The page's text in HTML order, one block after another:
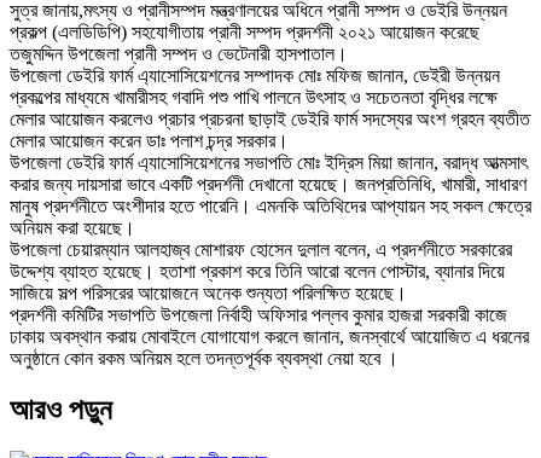
সুত্র জানায়,মৎস্য ও প্রানীসম্পদ মন্ত্রণালয়ের অধিনে প্রানী সম্পদ ও ডেইরি উন্নয়ন
প্রকল্প (এলডিডিপি) সহযোগীতায় প্রানী সম্পদ প্রদর্শনী ২০২১ আয়োজন করেছে
তজুমদ্দিন উপজেলা প্রানী সম্পদ ও ভেটেনারী হাসপাতাল।
উপজেলা ডেইরি ফার্ম এ্যাসোসিয়েশনের সম্পাদক মোঃ মফিজ জানান, ডেইরী উন্নয়ন
প্রকল্পের মাধ্যমে খামারীসহ গবাদি পশু পাখি পালনে উৎসাহ ও সচেতনতা বৃদ্ধির লক্ষে
মেলার আয়োজন করলেও প্রচার প্রচরনা ছাড়াই ডেইরি ফার্ম সদস্যের অংশ গ্রহন ব্যতীত
মেলার আয়োজন করেন ডাঃ পলাশ চন্দ্র সরকার।
উপজেলা ডেইরি ফার্ম এ্যাসোসিয়েশনের সভাপতি মোঃ ইদ্রিস মিয়া জানান, বরাদ্ধ আত্মসাৎ
করার জন্য দায়সারা ভাবে একটি প্রদর্শনী দেখানো হয়েছে। জনপ্রতিনিধি, খামারী, সাধারণ
মানুষ প্রদর্শনীতে অংশীদার হতে পারেনি। এমনকি অতিথিদের আপ্যায়ন সহ সকল ক্ষেত্রে
অনিয়ম করা হয়েছে।
উপজেলা চেয়ারম্যান আলহাজ্ব মোশারফ হোসেন দুলাল বলেন, এ প্রদর্শনীতে সরকারের
উদ্দেশ্য ব্যাহত হয়েছে। হতাশা প্রকাশ করে তিনি আরো বলেন পোস্টার, ব্যানার দিয়ে
সাজিয়ে সল্প পরিসরের আয়োজনে অনেক শুন্যতা পরিলক্ষিত হয়েছে।
প্রদর্শনী কমিটির সভাপতি উপজেলা নির্বাহী অফিসার পল্লব কুমার হাজরা সরকারী কাজে
ঢাকায় অবস্থান করায় মোবাইলে যোগাযোগ করলে জানান, জনস্বার্থে আয়োজিত এ ধরনের
অনুষ্ঠানে কোন রকম অনিয়ম হলে তদন্তপূর্বক ব্যবস্থা নেয়া হবে ।
আরও পড়ুন